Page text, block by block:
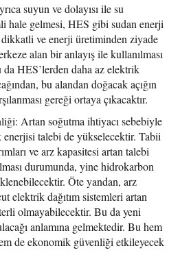
suyun ve dolayısı ile su
hale gelmesi, HES gibi sudan enerji
ve enerji üretiminden ziyade
alan bir anlayış ile kullanılması
da HES’lerden daha az elektrik
bu alandan doğacak açığın
gereği ortaya çıkacaktır.
Artan soğutma ihtiyacı sebebiyle
talebi de yükselecektir. Tabii
ve arz kapasitesi artan talebi
durumunda, yine hidrokarbon
Öte yandan, arz
elektrik dağıtım sistemleri artan
olmayabilecektir. Bu da yeni
anlamına gelmektedir. Bu hem
de ekonomik güvenliği etkileyecek